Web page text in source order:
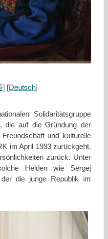
] [Deutsch]
Solidaritätsgruppe
die auf die Gründung der
und kulturelle
im April 1993 zurückgeht,
zurück. Unter
Helden wie Sergej
die junge Republik im